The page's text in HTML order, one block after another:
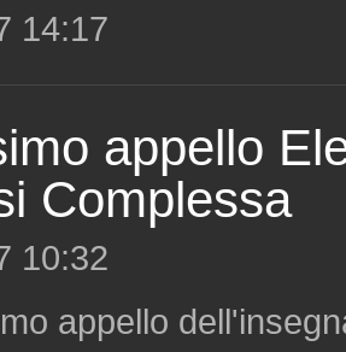
14:17
appello
Complessa
10:32
appello